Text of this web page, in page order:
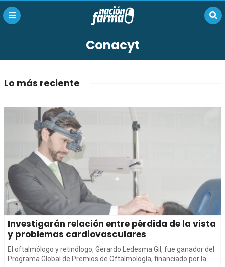
Conacyt
Lo más reciente
Investigarán relación entre pérdida de la vista
y problemas cardiovasculares
El oftalmólogo y retinólogo, Gerardo Ledesma Gil, fue ganador del
Programa Global de Premios de Oftalmología, financiado por la...